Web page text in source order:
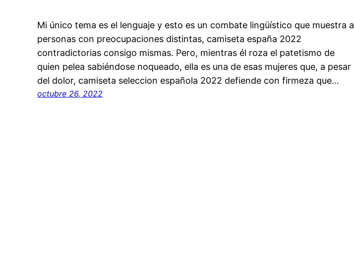
Mi único tema es el lenguaje y esto es un combate lingüístico que muestra a
personas con preocupaciones distintas, camiseta españa 2022
contradictorias consigo mismas. Pero, mientras él roza el patetismo de
quien pelea sabiéndose noqueado, ella es una de esas mujeres que, a pesar
del dolor, camiseta seleccion española 2022 defiende con firmeza que…
octubre 26, 2022